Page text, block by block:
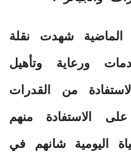
شهدت نقلة
ورعاية وتأهيل
من القدرات
الاستفادة منهم
اليومية شانهم في